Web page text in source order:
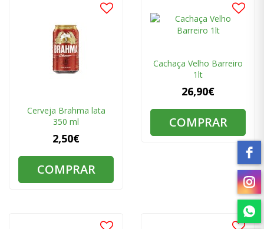
Cerveja Brahma lata
350 ml
2,50€
COMPRAR
Cachaça Velho Barreiro
1lt
26,90€
COMPRAR